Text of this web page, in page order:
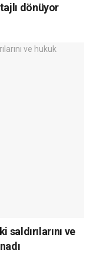
dönüyor
saldırılarını ve